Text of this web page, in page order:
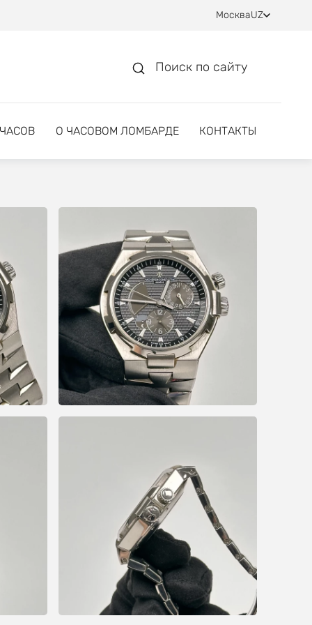
МоскваUZ
Поиск по сайту
О ЧАСОВОМ ЛОМБАРДЕ КОНТАКТЫ